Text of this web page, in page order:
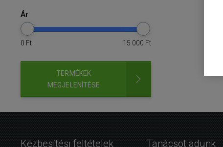
Ár
0 Ft 15 000 Ft
TERMÉKEK
MEGJELENÍTÉSE
Kézbesítési feltételek Tanácsot adunk